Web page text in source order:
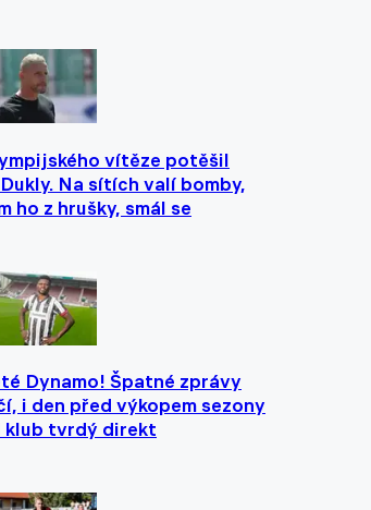
vítěze potěšil
Na sítích valí bomby,
ho z hrušky, smál se
Dynamo! Špatné zprávy
i den před výkopem sezony
klub tvrdý direkt